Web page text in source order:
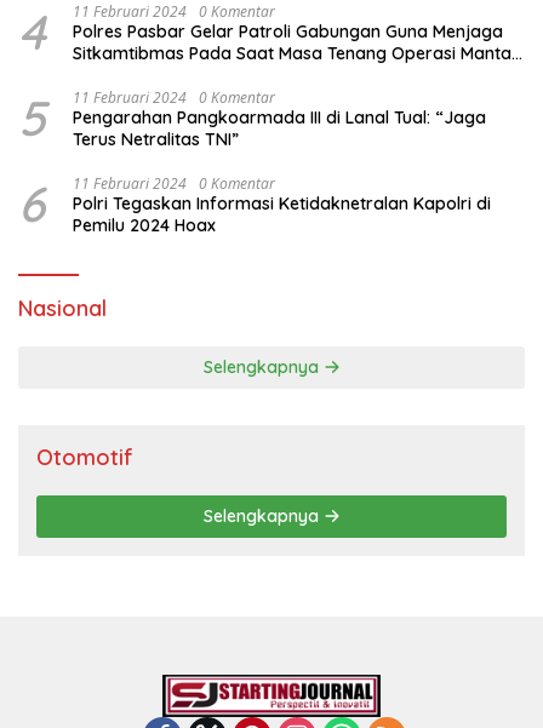
4 11 Februari 2024 0 Komentar
Polres Pasbar Gelar Patroli Gabungan Guna Menjaga
Sitkamtibmas Pada Saat Masa Tenang Operasi Mantap
5 11 Februari 2024 0 Komentar
Pengarahan Pangkoarmada III di Lanal Tual: “Jaga
Terus Netralitas TNI”
6 11 Februari 2024 0 Komentar
Polri Tegaskan Informasi Ketidaknetralan Kapolri di
Pemilu 2024 Hoax
Nasional
Selengkapnya
Otomotif
Selengkapnya